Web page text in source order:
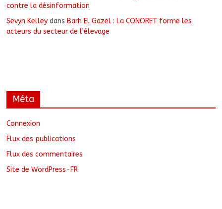
contre la désinformation
Sevyn Kelley dans Barh El Gazel : La CONORET forme les
acteurs du secteur de l’élevage
Méta
Connexion
Flux des publications
Flux des commentaires
Site de WordPress-FR